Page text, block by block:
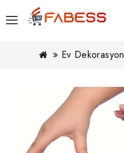
Ev Dekorasyon